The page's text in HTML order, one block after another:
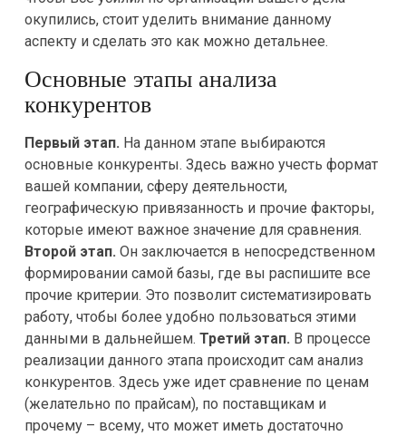
окупились, стоит уделить внимание данному
аспекту и сделать это как можно детальнее.
Основные этапы анализа
конкурентов
Первый этап. На данном этапе выбираются
основные конкуренты. Здесь важно учесть формат
вашей компании, сферу деятельности,
географическую привязанность и прочие факторы,
которые имеют важное значение для сравнения.
Второй этап. Он заключается в непосредственном
формировании самой базы, где вы распишите все
прочие критерии. Это позволит систематизировать
работу, чтобы более удобно пользоваться этими
данными в дальнейшем. Третий этап. В процессе
реализации данного этапа происходит сам анализ
конкурентов. Здесь уже идет сравнение по ценам
(желательно по прайсам), по поставщикам и
прочему – всему, что может иметь достаточно